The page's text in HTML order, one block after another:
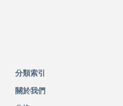
分類索引
關於我們